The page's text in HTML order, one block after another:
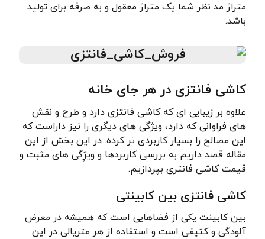
متراژ مد نظر شما یک متراژ معقول و به صرفه برای تولید
باشد.
کاشی فانتزی در هر جای خانه
علاوه بر زیبایی ای که کاشی فانتزی دارد و طرح و نقش
های فراوانی که دارد، ویژگی های دیگری را نیز داراست که
این مصالح را بسیار کاربردی تر کرده. در این بخش از این
مقاله قصد داریم به بررسی کاربردها و ویژِگی های مثبت و
قیمت کاشی فانتری بپردازیم.
کاشی فانتزی بین کابینتی
بین کابینت یکی از فضاهایی است که همیشه در معرض
آلودگی و کثیفی است و استفاده از هر متریالی در این